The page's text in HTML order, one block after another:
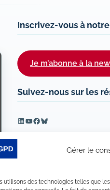
Gérer le
utilisons des technologies telles que
Inscrivez-vous à
Je m’abonne à la
Suivez-nous sur les
LinkedIn
YouTube
Facebook
Bluesky